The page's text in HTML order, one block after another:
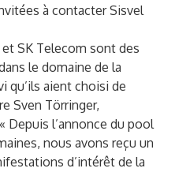
à contacter Sisvel
et SK Telecom sont des
le domaine de la
qu’ils aient choisi de
Sven Törringer,
Depuis l’annonce du pool
nous avons reçu un
d’intérêt de la